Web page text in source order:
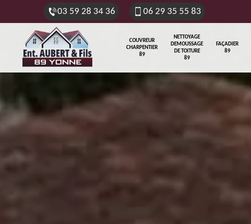
03 59 28 34 36 06 29 35 55 83
COUVREUR
CHARPENTIER
89
NETTOYAGE
DEMOUSSAGE
DE TOITURE
89
FAÇADIER
89